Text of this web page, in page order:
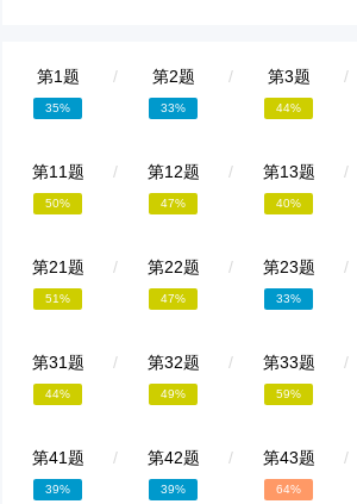
第1题 /
35%
第2题 /
33%
第3题 /
44%
第11题 /
50%
第12题 /
47%
第13题 /
40%
第21题 /
51%
第22题 /
47%
第23题 /
33%
第31题 /
44%
第32题 /
49%
第33题 /
59%
第41题 /
39%
第42题 /
39%
第43题 /
64%